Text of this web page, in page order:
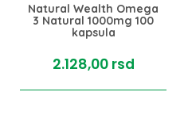
Natural Wealth Omega
3 Natural 1000mg 100
kapsula
2.128,00 rsd